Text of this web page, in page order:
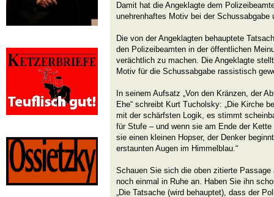
Damit hat die Angeklagte dem
unehrenhaftes Motiv bei der Schussabgabe
Die von der Angeklagten behauptete
den Polizeibeamten in der öffentlichen
verächtlich zu machen. Die Angeklagte
Motiv für die Schussabgabe rassistisch
In seinem Aufsatz „Von den Kränzen, der
Ehe“ schreibt Kurt Tucholsky: „Die Kirche
mit der schärfsten Logik, es stimmt
für Stufe – und wenn sie am Ende der
sie einen kleinen Hopser, der Denker
erstaunten Augen im Himmelblau.“
Schauen Sie sich die oben zitierte Passage
noch einmal in Ruhe an. Haben Sie ihn
„Die Tatsache (wird behauptet), dass der